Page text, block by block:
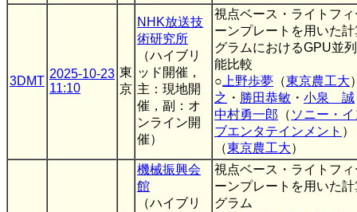
3DMT
2025-10-23
11:10
東
京
NHK放送技
術研究所
（ハイブリ
ッド開催，
主：現地開
催，副：オ
ンライン開
催）
視点ベース・ライトフ
ーンプレートを用いた
グラムにおけるGPU並
能比較
○ 上野歩夢 （東京農工大
之 ・ 勝田恭敏 ・ 小泉 誠
中村勇一郎 （ ソニー・
ブエンタテインメント
（東京農工大）
機械振興会
館
（ハイブリ
視点ベース・ライトフ
ーンプレートを用いた
グラム